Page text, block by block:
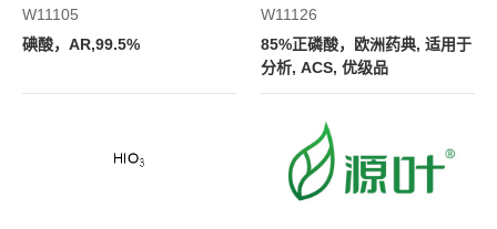
W11105
碘酸，AR,99.5%
W11126
85%正磷酸，欧洲药典, 适用于
分析, ACS, 优级品